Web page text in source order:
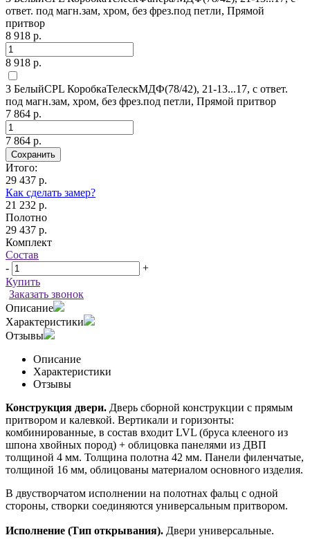
ответ. под магн.зам, хром, без фрез.под петли, Прямой
притвор
8 918 р.
8 918 р.
3 БелыйCPL КоробкаТелескМДФ(78/42), 21-13...17, с ответ.
под магн.зам, хром, без фрез.под петли, Прямой притвор
7 864 р.
7 864 р.
Сохранить
Итого:
29 437 р.
Как сделать замер?
21 232 р.
Полотно
29 437 р.
Комплект
Состав
-
+
Купить
Заказать звонок
Описание
Характеристики
Отзывы
Описание
Характеристики
Отзывы
Конструкция двери. Дверь сборной конструкции с прямым
притвором и калевкой. Вертикали и горизонты:
комбинированные, в состав входит LVL (бруса клееного из
шпона хвойных пород) + облицовка панелями из ДВП
толщиной 4 мм. Толщина полотна 42 мм. Панели филенчатые,
толщиной 16 мм, облицованы материалом основного изделия.
В двустворчатом исполнении на полотнах фальц с одной
стороны, створки соединяются универсальным притвором.
Исполнение (Тип открывания). Двери универсальные.